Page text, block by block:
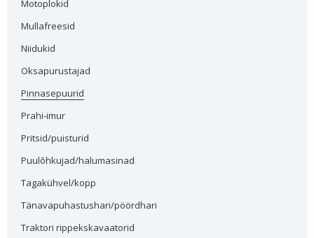
Motoplokid
Mullafreesid
Niidukid
Oksapurustajad
Pinnasepuurid
Prahi-imur
Pritsid/puisturid
Puulõhkujad/halumasinad
Tagakühvel/kopp
Tänavapuhastushari/pöördhari
Traktori rippekskavaatorid